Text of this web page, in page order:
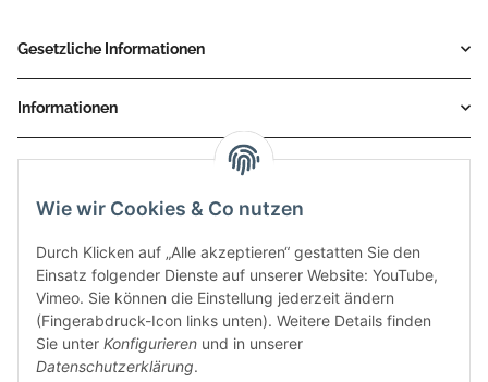
Wie wir Cookies & Co nutzen
Durch Klicken auf „Alle akzeptieren“ gestatten Sie den
Einsatz folgender Dienste auf unserer Website: YouTube,
Vimeo. Sie können die Einstellung jederzeit ändern
(Fingerabdruck-Icon links unten). Weitere Details finden
Sie unter Konfigurieren und in unserer
Datenschutzerklärung.
Gesetzliche Informationen
Informationen